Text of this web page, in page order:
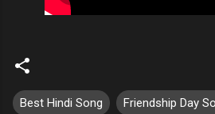
Best Hindi Song Friendship Day